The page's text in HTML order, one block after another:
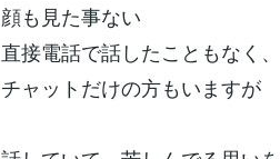
顔も見た事ない
直接電話で話したこともなく、
チャットだけの方もいますが